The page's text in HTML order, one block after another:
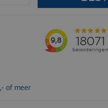
of meer